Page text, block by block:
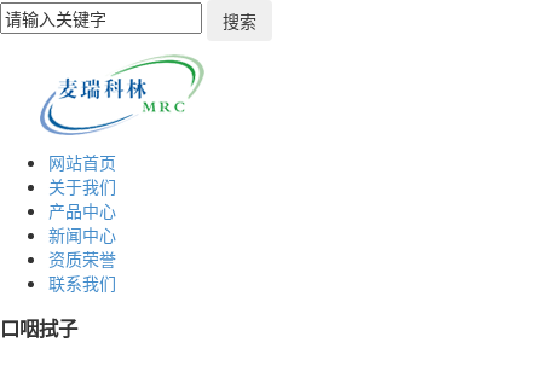
网站首页
关于我们
产品中心
新闻中心
资质荣誉
联系我们
口咽拭子